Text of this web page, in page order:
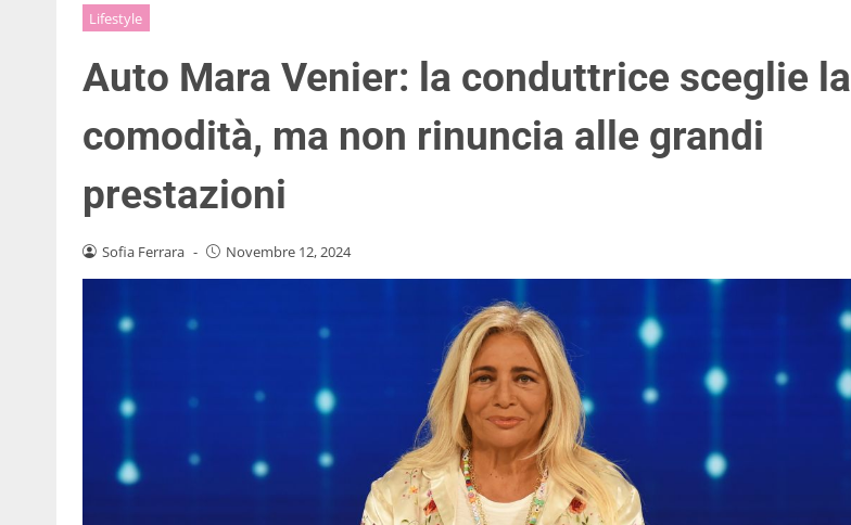
Lifestyle
Auto Mara Venier: la conduttrice sceglie la
comodità, ma non rinuncia alle grandi
prestazioni
Sofia Ferrara - Novembre 12, 2024